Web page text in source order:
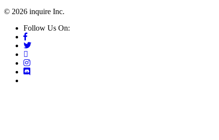
© 2026 inquire Inc.
Follow Us On: